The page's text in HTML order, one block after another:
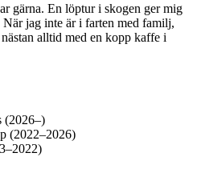
gärna. En löptur i skogen ger mig
jag inte är i farten med familj,
alltid med en kopp kaffe i
(2026–)
(2022–2026)